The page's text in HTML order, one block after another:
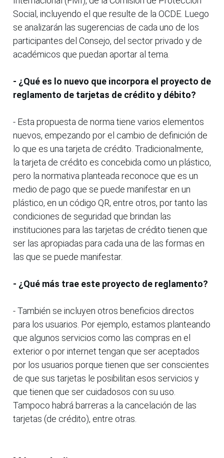
Social, incluyendo el que resulte de la OCDE. Luego
se analizarán las sugerencias de cada uno de los
participantes del Consejo, del sector privado y de
académicos que puedan aportar al tema.
- ¿Qué es lo nuevo que incorpora el proyecto de
reglamento de tarjetas de crédito y débito?
- Esta propuesta de norma tiene varios elementos
nuevos, empezando por el cambio de definición de
lo que es una tarjeta de crédito. Tradicionalmente,
la tarjeta de crédito es concebida como un plástico,
pero la normativa planteada reconoce que es un
medio de pago que se puede manifestar en un
plástico, en un código QR, entre otros, por tanto las
condiciones de seguridad que brindan las
instituciones para las tarjetas de crédito tienen que
ser las apropiadas para cada una de las formas en
las que se puede manifestar.
- ¿Qué más trae este proyecto de reglamento?
- También se incluyen otros beneficios directos
para los usuarios. Por ejemplo, estamos planteando
que algunos servicios como las compras en el
exterior o por internet tengan que ser aceptados
por los usuarios porque tienen que ser conscientes
de que sus tarjetas le posibilitan esos servicios y
que tienen que ser cuidadosos con su uso.
Tampoco habrá barreras a la cancelación de las
tarjetas (de crédito), entre otras.